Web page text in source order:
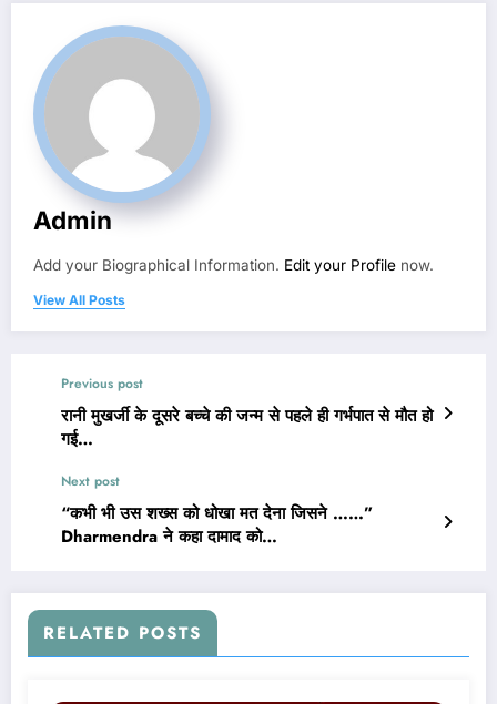
Admin
Add your Biographical Information. Edit your Profile now.
View All Posts
Previous post
रानी मुखर्जी के दूसरे बच्चे की जन्म से पहले ही गर्भपात से मौत हो
गई…
Next post
“कभी भी उस शख्स को धोखा मत देना जिसने ……”
Dharmendra ने कहा दामाद को…
RELATED POSTS